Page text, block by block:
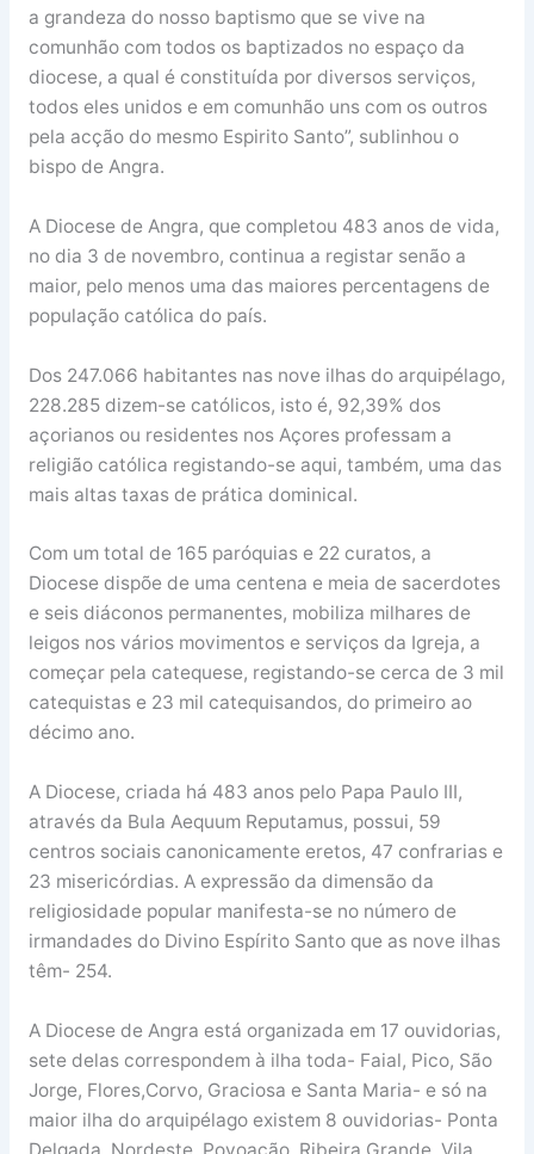
a grandeza do nosso baptismo que se vive na
comunhão com todos os baptizados no espaço da
diocese, a qual é constituída por diversos serviços,
todos eles unidos e em comunhão uns com os outros
pela acção do mesmo Espirito Santo”, sublinhou o
bispo de Angra.
A Diocese de Angra, que completou 483 anos de vida,
no dia 3 de novembro, continua a registar senão a
maior, pelo menos uma das maiores percentagens de
população católica do país.
Dos 247.066 habitantes nas nove ilhas do arquipélago,
228.285 dizem-se católicos, isto é, 92,39% dos
açorianos ou residentes nos Açores professam a
religião católica registando-se aqui, também, uma das
mais altas taxas de prática dominical.
Com um total de 165 paróquias e 22 curatos, a
Diocese dispõe de uma centena e meia de sacerdotes
e seis diáconos permanentes, mobiliza milhares de
leigos nos vários movimentos e serviços da Igreja, a
começar pela catequese, registando-se cerca de 3 mil
catequistas e 23 mil catequisandos, do primeiro ao
décimo ano.
A Diocese, criada há 483 anos pelo Papa Paulo III,
através da Bula Aequum Reputamus, possui, 59
centros sociais canonicamente eretos, 47 confrarias e
23 misericórdias. A expressão da dimensão da
religiosidade popular manifesta-se no número de
irmandades do Divino Espírito Santo que as nove ilhas
têm- 254.
A Diocese de Angra está organizada em 17 ouvidorias,
sete delas correspondem à ilha toda- Faial, Pico, São
Jorge, Flores,Corvo, Graciosa e Santa Maria- e só na
maior ilha do arquipélago existem 8 ouvidorias- Ponta